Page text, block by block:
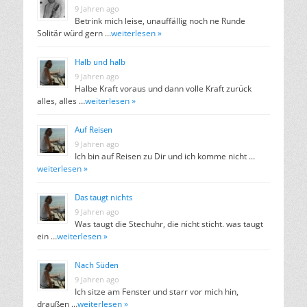
9 Jahren ago
Betrink mich leise, unauffällig noch ne Runde
Solitär würd gern …weiterlesen »
Halb und halb
9 Jahren ago
Halbe Kraft voraus und dann volle Kraft zurück
alles, alles …weiterlesen »
Auf Reisen
9 Jahren ago
Ich bin auf Reisen zu Dir und ich komme nicht …
weiterlesen »
Das taugt nichts
9 Jahren ago
Was taugt die Stechuhr, die nicht sticht. was taugt
ein …weiterlesen »
Nach Süden
9 Jahren ago
Ich sitze am Fenster und starr vor mich hin,
draußen …weiterlesen »